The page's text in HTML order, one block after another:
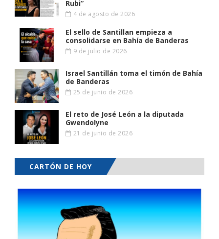
Rubi”
4 de agosto de 2026
El sello de Santillan empieza a
consolidarse en Bahía de Banderas
9 de julio de 2026
Israel Santillán toma el timón de Bahía
de Banderas
25 de junio de 2026
El reto de José León a la diputada
Gwendolyne
21 de junio de 2026
CARTÓN DE HOY